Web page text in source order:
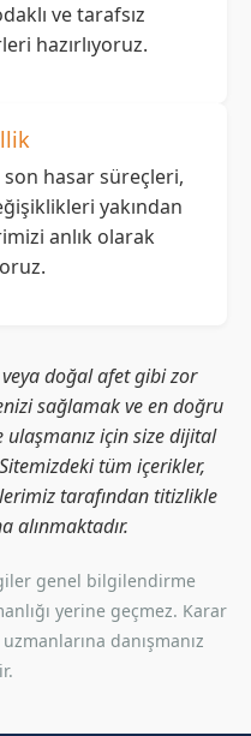
ve tarafsız
hazırlıyoruz.
hasar süreçleri,
yakından
anlık olarak
veya doğal afet gibi zor
sağlamak ve en doğru
ulaşmanız için size dijital
tüm içerikler,
tarafından titizlikle
alınmaktadır.
genel bilgilendirme
yerine geçmez. Karar
danışmanız